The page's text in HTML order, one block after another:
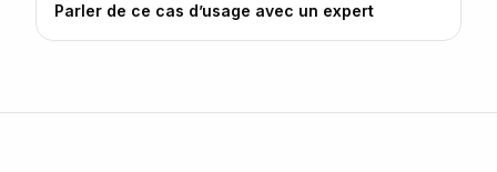
Parler de ce cas d’usage avec un expert